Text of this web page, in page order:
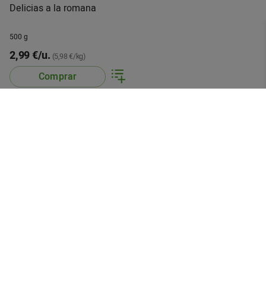
Delicias a la romana
500 g
2,99 €/u. (5,98 €/kg)
Comprar